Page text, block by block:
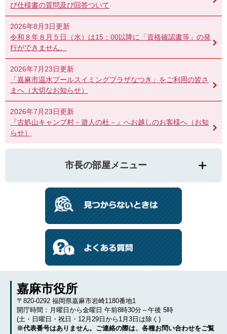
び仕様書の質問及び回答ついて
2026年8月3日更新
令和８年８月５日（水）は15：00以降に「資格確認書等」の発
行ができません。
2026年7月23日更新
「嘉麻市温水プールスイミングプラザなつき」をご利用の皆さ
まへ（大切なお知らせ）
2026年7月23日更新
『古処山キャンプ村－遊人の杜－』へお越しのお客様へ（お知
らせ）
市長の部屋メニュー
嘉麻市役所
〒820-0292 福岡県嘉麻市岩崎1180番地1
開庁時間：月曜日から金曜日 午前8時30分～午後 5時
(土・日曜日・祝日・12月29日から1月3日は除く)
※代表番号はありません。ご連絡の際は、各種お問い合わせをご覧